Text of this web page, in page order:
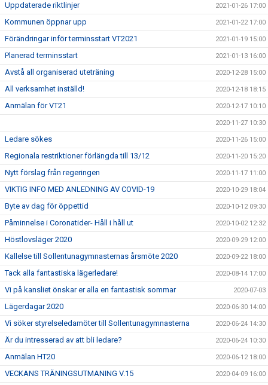
Uppdaterade riktlinjer 2021-01-26 17:00
Kommunen öppnar upp 2021-01-22 17:00
Förändringar inför terminsstart VT2021 2021-01-19 15:00
Planerad terminsstart 2021-01-13 16:00
Avstå all organiserad uteträning 2020-12-28 15:00
All verksamhet inställd! 2020-12-18 18:15
Anmälan för VT21 2020-12-17 10:10
2020-11-27 10:30
Ledare sökes 2020-11-26 15:00
Regionala restriktioner förlängda till 13/12 2020-11-20 15:20
Nytt förslag från regeringen 2020-11-17 11:00
VIKTIG INFO MED ANLEDNING AV COVID-19 2020-10-29 18:04
Byte av dag för öppettid 2020-10-12 09:30
Påminnelse i Coronatider- Håll i håll ut 2020-10-02 12:32
Höstlovsläger 2020 2020-09-29 12:00
Kallelse till Sollentunagymnasternas årsmöte 2020 2020-09-22 18:00
Tack alla fantastiska lägerledare! 2020-08-14 17:00
Vi på kansliet önskar er alla en fantastisk sommar 2020-07-03
Lägerdagar 2020 2020-06-30 14:00
Vi söker styrelseledamöter till Sollentunagymnasterna 2020-06-24 14:30
Är du intresserad av att bli ledare? 2020-06-24 10:30
Anmälan HT20 2020-06-12 18:00
VECKANS TRÄNINGSUTMANING V.15 2020-04-09 16:00